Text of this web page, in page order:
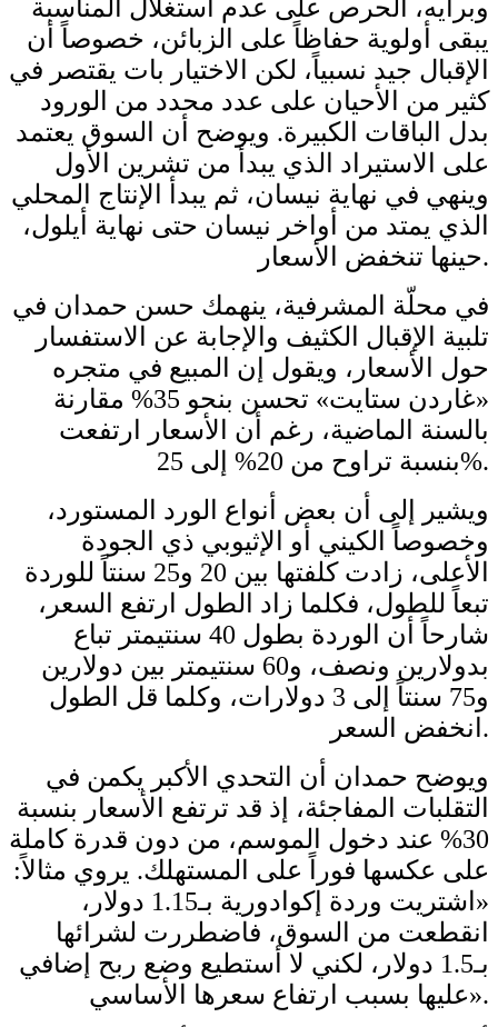
وبرأيه، الحرص على عدم استغلال المناسبة
يبقى أولوية حفاظاً على الزبائن، خصوصاً أن
الإقبال جيد نسبياً، لكن الاختيار بات يقتصر في
كثير من الأحيان على عدد محدد من الورود
بدل الباقات الكبيرة. ويوضح أن السوق يعتمد
على الاستيراد الذي يبدأ من تشرين الأول
وينهي في نهاية نيسان، ثم يبدأ الإنتاج المحلي
الذي يمتد من أواخر نيسان حتى نهاية أيلول،
حينها تنخفض الأسعار.
في محلّة المشرفية، ينهمك حسن حمدان في
تلبية الإقبال الكثيف والإجابة عن الاستفسار
حول الأسعار، ويقول إن المبيع في متجره
«غاردن ستايت» تحسن بنحو 35% مقارنة
بالسنة الماضية، رغم أن الأسعار ارتفعت
بنسبة تراوح من 20% إلى 25%.
ويشير إلى أن بعض أنواع الورد المستورد،
وخصوصاً الكيني أو الإثيوبي ذي الجودة
الأعلى، زادت كلفتها بين 20 و25 سنتاً للوردة
تبعاً للطول، فكلما زاد الطول ارتفع السعر،
شارحاً أن الوردة بطول 40 سنتيمتر تباع
بدولارين ونصف، و60 سنتيمتر بين دولارين
و75 سنتاً إلى 3 دولارات، وكلما قل الطول
انخفض السعر.
ويوضح حمدان أن التحدي الأكبر يكمن في
التقلبات المفاجئة، إذ قد ترتفع الأسعار بنسبة
30% عند دخول الموسم، من دون قدرة كاملة
على عكسها فوراً على المستهلك. يروي مثالاً:
«اشتريت وردة إكوادورية بـ1.15 دولار،
انقطعت من السوق، فاضطررت لشرائها
بـ1.5 دولار، لكني لا أستطيع وضع ربح إضافي
عليها بسبب ارتفاع سعرها الأساسي».